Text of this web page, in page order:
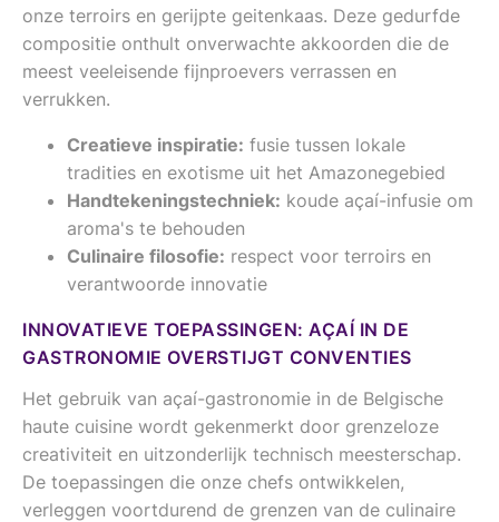
onze terroirs en gerijpte geitenkaas. Deze gedurfde
compositie onthult onverwachte akkoorden die de
meest veeleisende fijnproevers verrassen en
verrukken.
Creatieve inspiratie: fusie tussen lokale
tradities en exotisme uit het Amazonegebied
Handtekeningstechniek: koude açaí-infusie om
aroma's te behouden
Culinaire filosofie: respect voor terroirs en
verantwoorde innovatie
INNOVATIEVE TOEPASSINGEN: AÇAÍ IN DE
GASTRONOMIE OVERSTIJGT CONVENTIES
Het gebruik van açaí-gastronomie in de Belgische
haute cuisine wordt gekenmerkt door grenzeloze
creativiteit en uitzonderlijk technisch meesterschap.
De toepassingen die onze chefs ontwikkelen,
verleggen voortdurend de grenzen van de culinaire